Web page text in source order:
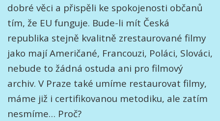
dobré věci a přispěli ke spokojenosti občanů
tím, že EU funguje. Bude-li mít Česká
republika stejně kvalitně zrestaurované filmy
jako mají Američané, Francouzi, Poláci, Slováci,
nebude to žádná ostuda ani pro filmový
archiv. V Praze také umíme restaurovat filmy,
máme již i certifikovanou metodiku, ale zatím
nesmíme… Proč?